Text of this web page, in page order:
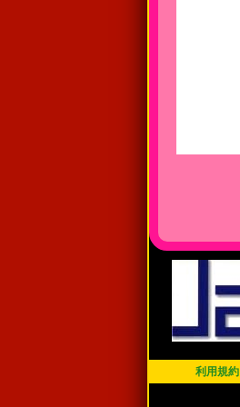
利用規約